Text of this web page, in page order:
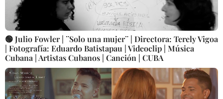
🟢 Julio Fowler | ¨Solo una mujer¨ | Directora: Terely Vigoa
| Fotografía: Eduardo Batistapau | Videoclip | Música
Cubana | Artistas Cubanos | Canción | CUBA